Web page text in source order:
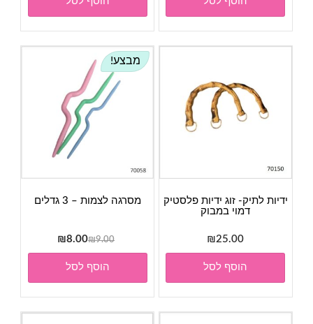
מבצע!
מסרגה לצמות – 3 גדלים
₪9.00
המחיר
המקורי
היה:
₪9.00.
₪8.00
המחיר
הנוכחי
₪8.00.
הוסף לסל
ידיות לתיק- זוג ידיות פלסטיק
דמוי במבוק
₪25.00
הוסף לסל